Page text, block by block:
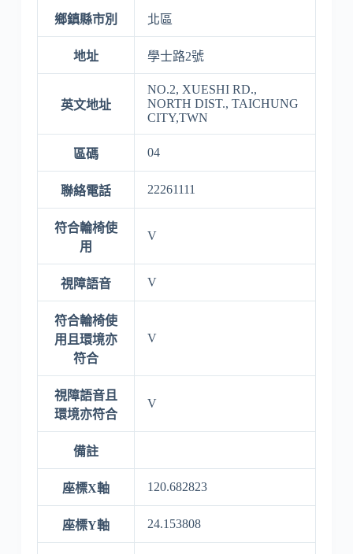
鄉鎮縣市別 北區
地址 學士路2號
英文地址
NO.2, XUESHI RD.,
NORTH DIST., TAICHUNG
CITY,TWN
區碼 04
聯絡電話 22261111
符合輪椅使
用
V
視障語音 V
符合輪椅使
用且環境亦
符合
V
視障語音且
環境亦符合
V
備註
座標X軸 120.682823
座標Y軸 24.153808